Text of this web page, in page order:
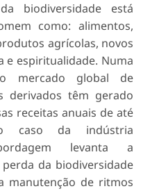
biodiversidade está
como: alimentos,
agrícolas, novos
e espiritualidade. Numa
o mercado global de
derivados têm gerado
receitas anuais de até
caso da indústria
levanta a
da biodiversidade
manutenção de ritmos